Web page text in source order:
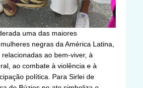
uma das maiores
negras da América Latina,
ao bem-viver, à
ao combate à violência e à
política. Para Sirlei de